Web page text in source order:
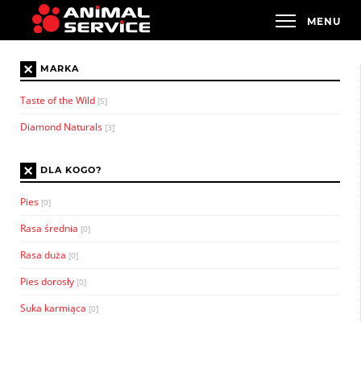
× MARKA
Taste of the Wild [5]
Diamond Naturals [3]
× DLA KOGO?
Pies [0]
Rasa średnia [0]
Rasa duża [0]
Pies dorosły [0]
Suka karmiąca [0]